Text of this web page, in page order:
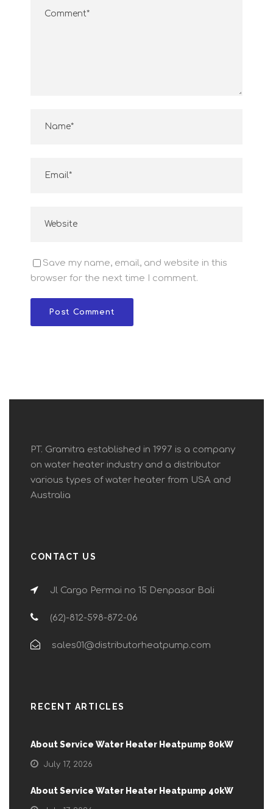
Save my name, email, and website in this
browser for the next time I comment.
PT. Gramitra established in 1997 is a company
on water heater industry and a distributor
various types of water heater from USA and
Australia
CONTACT US
Jl Cargo Permai no 15 Denpasar Bali
(62)-812-598-872-06
sales01@distributorheatpump.com
RECENT ARTICLES
About Service Water Heater Heatpump 80kW
July 17, 2026
About Service Water Heater Heatpump 40kW